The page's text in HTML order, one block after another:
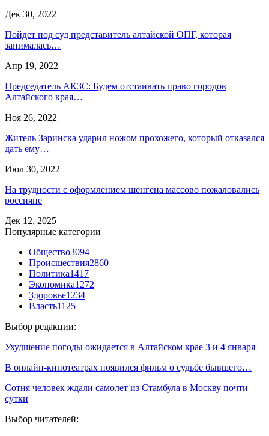
Дек 30, 2022
Пойдет под суд представитель алтайской ОПГ, которая
занималась…
Апр 19, 2022
Председатель АКЗС: Будем отстаивать право городов
Алтайского края…
Ноя 26, 2022
Житель Заринска ударил ножом прохожего, который отказался
дать ему…
Июл 30, 2022
На трудности с оформлением шенгена массово пожаловались
россияне
Дек 12, 2025
Популярные категории
Общество3094
Происшествия2860
Политика1417
Экономика1272
Здоровье1234
Власть1125
Выбор редакции:
Ухудшение погоды ожидается в Алтайском крае 3 и 4 января
В онлайн-кинотеатрах появился фильм о судьбе бывшего…
Сотня человек ждали самолет из Стамбула в Москву почти
сутки
Выбор читателей: